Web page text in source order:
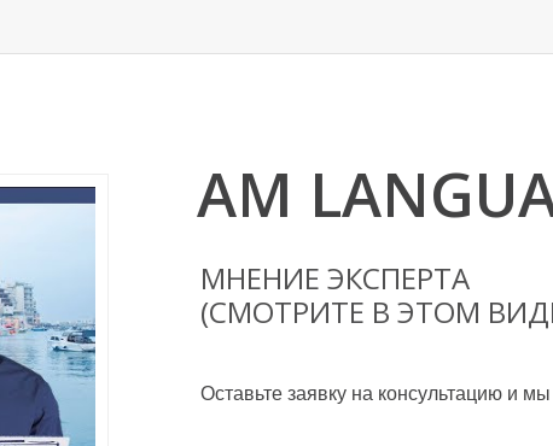
AM
МНЕНИЕ ЭКСПЕРТА
(СМОТРИТЕ В ЭТОМ
Оставьте заявку на консультацию и